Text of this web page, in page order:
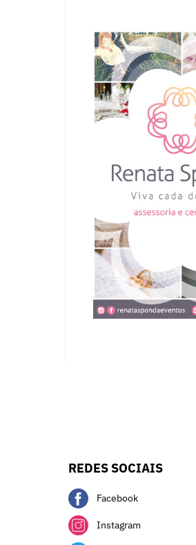
REDES SOCIAIS
Facebook
Instagram